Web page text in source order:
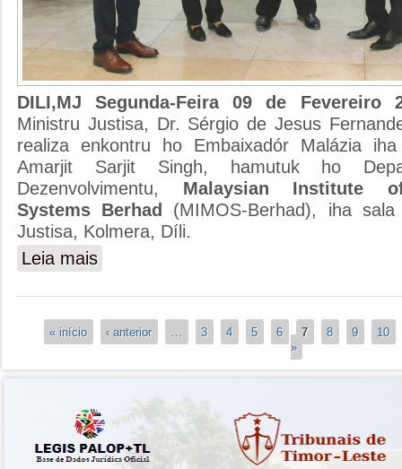
DILI,MJ Segunda-Feira 09 de Fevereiro
Ministru Justisa, Dr. Sérgio de Jesus
realiza enkontru ho Embaixadór Malázia
Amarjit Sarjit Singh, hamutuk ho
Dezenvolvimentu, Malaysian Institute
Systems Berhad
(MIMOS-Berhad), iha sala
Justisa, Kolmera, Díli.
Leia mais
Páginas
« início ‹ anterior 3 4 5 6 7 8 9
10
»